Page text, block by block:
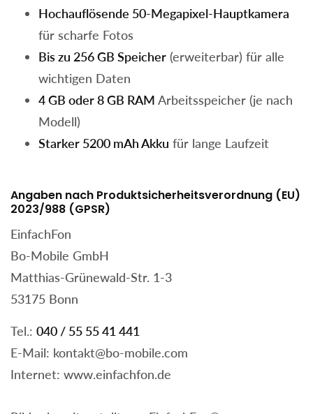
Hochauflösende 50-Megapixel-Hauptkamera
für scharfe Fotos
Bis zu 256 GB Speicher (erweiterbar) für alle
wichtigen Daten
4 GB oder 8 GB RAM Arbeitsspeicher (je nach
Modell)
Starker 5200 mAh Akku für lange Laufzeit
Angaben nach Produktsicherheitsverordnung (EU)
2023/988 (GPSR)
EinfachFon
Bo-Mobile GmbH
Matthias-Grünewald-Str. 1-3
53175 Bonn
Tel.: 040 / 55 55 41 441
E-Mail: kontakt@bo-mobile.com
Internet: www.einfachfon.de